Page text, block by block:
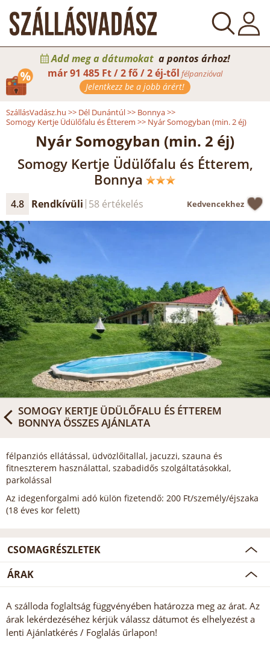
Add meg a dátumokat a pontos árhoz!
már91 485 Ft / 2 fő / 2 éj-től félpanzióval
Jelentkezz be a jobb árért!
SzállásVadász.hu >> Dél Dunántúl>> Bonnya>>
Somogy Kertje Üdülőfalu és Étterem >> Nyár Somogyban (min. 2 éj)
Nyár Somogyban (min. 2 éj)
Somogy Kertje Üdülőfalu és Étterem,
Bonnya
4.8 Rendkívüli 58 értékelés Kedvencekhez
SOMOGY KERTJE ÜDÜLŐFALU ÉS ÉTTEREM
BONNYA ÖSSZES AJÁNLATA
félpanziós ellátással, üdvözlőitallal, jacuzzi, szauna és
fitneszterem használattal, szabadidős szolgáltatásokkal,
parkolással
Az idegenforgalmi adó külön fizetendő: 200 Ft/személy/éjszaka
(18 éves kor felett)
CSOMAGRÉSZLETEK
ÁRAK
A szálloda foglaltság függvényében határozza meg az árat. Az
árak lekérdezéséhez kérjük válassz dátumot és elhelyezést a
lenti Ajánlatkérés / Foglalás űrlapon!